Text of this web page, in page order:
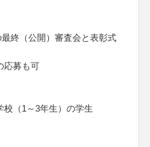
終（公開）審査会と表彰式
応募も可
校（1～3年生）の学生